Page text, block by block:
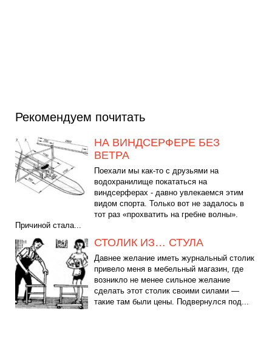
Рекомендуем почитать
НА ВИНДСЕРФЕРЕ БЕЗ
ВЕТРА
Поехали мы как-то с друзьями на
водохранилище покататься на
виндсерферах - давно увлекаемся этим
видом спорта. Только вот не задалось в
тот раз «прохватить на гребне волны».
Причиной стала...
СТОЛИК ИЗ… СТУЛА
Давнее желание иметь журнальный столик
привело меня в мебельный магазин, где
возникло не менее сильное желание
сделать этот столик своими силами —
такие там были цены. Подвернулся под...